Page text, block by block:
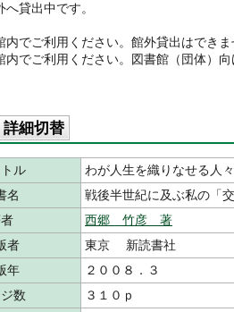
貸出中です。
でご利用ください。館外貸出はできま
でご利用ください。図書館（団体）向
詳細切替
ル
わが人生を織りなせる人々
名
戦後半世紀に及ぶ私の「交
西郷 竹彦 著
者
東京 新読書社
年
２００８．３
数
３１０ｐ